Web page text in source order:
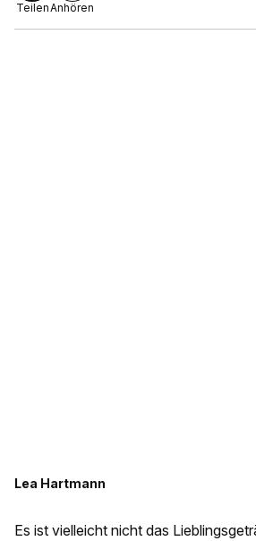
TeilenAnhören
Lea Hartmann
Es ist vielleicht nicht das